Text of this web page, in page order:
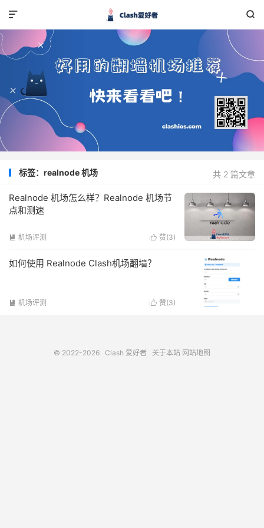


共 2 篇文章
标签：realnode 机场
Realnode 机场怎么样？Realnode 机场节
点和测速
 赞(3)
 机场评测
如何使用 Realnode Clash机场翻墙？
 赞(3)
 机场评测
© 2022-2026 Clash 爱好者 关于本站 网站地图